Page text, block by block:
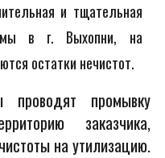
и тщательная
в г. Выхопни, на
остатки нечистот.
проводят промывку
заказчика,
на утилизацию.